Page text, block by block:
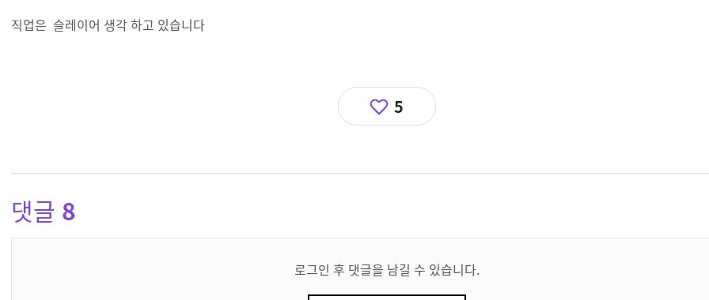
직업은 슬레이어 생각 하고 있습니다
5
댓글 8
로그인 후 댓글을 남길 수 있습니다.